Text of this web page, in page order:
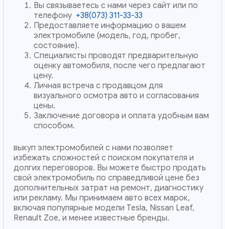
Вы связываетесь с нами через сайт или по
телефону +38(073) 311-33-33
Предоставляете информацию о вашем
электромобиле (модель, год, пробег,
состояние).
Специалисты проводят предварительную
оценку автомобиля, после чего предлагают
цену.
Личная встреча с продавцом для
визуального осмотра авто и согласования
цены.
Заключение договора и оплата удобным вам
способом.
выкуп электромобилей с нами позволяет
избежать сложностей с поиском покупателя и
долгих переговоров. Вы можете быстро продать
свой электромобиль по справедливой цене без
дополнительных затрат на ремонт, диагностику
или рекламу. Мы принимаем авто всех марок,
включая популярные модели Tesla, Nissan Leaf,
Renault Zoe, и менее известные бренды.